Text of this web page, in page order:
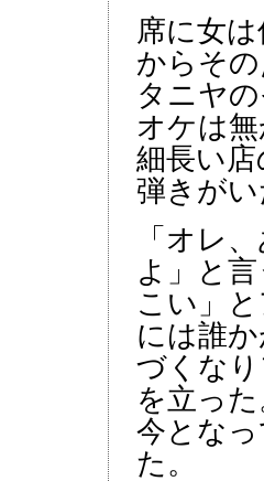
席に女
からそ
タニヤ
オケは
細長い
弾きが
「オレ
よ」と
こい」
には誰
づくな
を立っ
今とな
た。